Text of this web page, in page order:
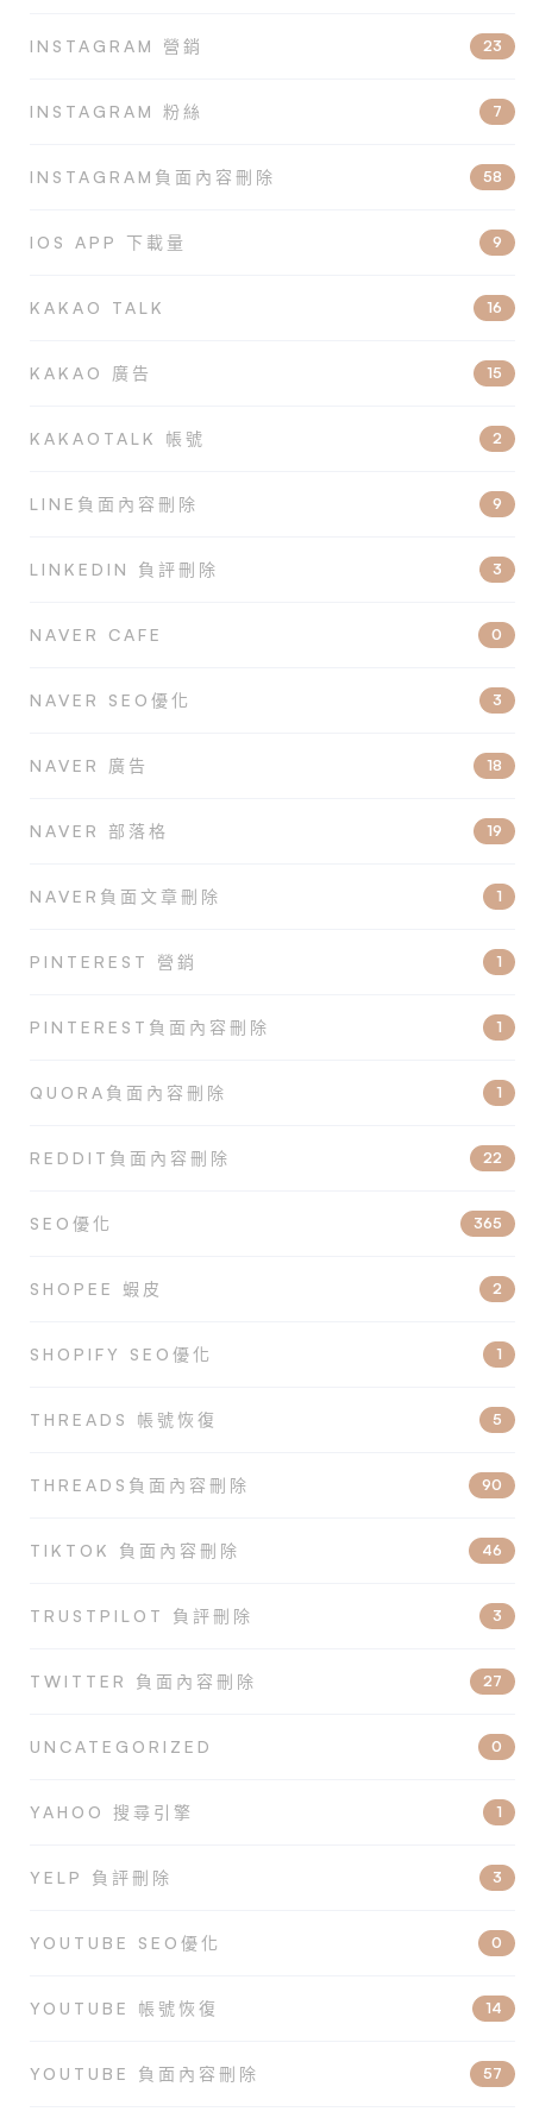
INSTAGRAM 營銷 23
INSTAGRAM 粉絲 7
INSTAGRAM負面內容刪除 58
IOS APP 下載量 9
KAKAO TALK 16
KAKAO 廣告 15
KAKAOTALK 帳號 2
LINE負面內容刪除 9
LINKEDIN 負評刪除 3
NAVER CAFE 0
NAVER SEO優化 3
NAVER 廣告 18
NAVER 部落格 19
NAVER負面文章刪除 1
PINTEREST 營銷 1
PINTEREST負面內容刪除 1
QUORA負面內容刪除 1
REDDIT負面內容刪除 22
SEO優化 365
SHOPEE 蝦皮 2
SHOPIFY SEO優化 1
THREADS 帳號恢復 5
THREADS負面內容刪除 90
TIKTOK 負面內容刪除 46
TRUSTPILOT 負評刪除 3
TWITTER 負面內容刪除 27
UNCATEGORIZED 0
YAHOO 搜尋引擎 1
YELP 負評刪除 3
YOUTUBE SEO優化 0
YOUTUBE 帳號恢復 14
YOUTUBE 負面內容刪除 57